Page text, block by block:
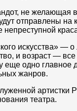
не
отправлены на
непреступной
искусства» —
и возраст —
еще одно
жанров.
театра.